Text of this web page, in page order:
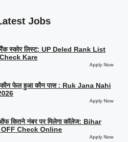
Jobs
स्कोर लिस्ट: UP Deled Rank List
Kare
Apply Now
कौन फेल हुआ कौन पास : Ruk Jana Nahi
Apply Now
कितने नंबर पर मिलेगा कॉलेज: Bihar
Check Online
Apply Now